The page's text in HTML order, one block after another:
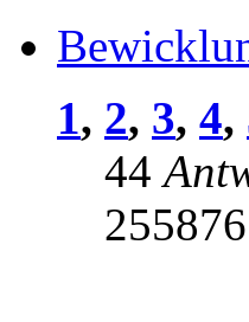
1, 2, 3, 4,
44
255876